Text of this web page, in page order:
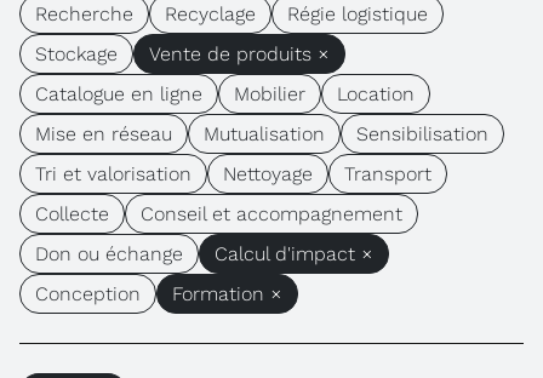
Recherche Recyclage
Régie logistique
Stockage
Vente de produits ×
Catalogue en ligne
Mobilier
Location
Mise en réseau
Mutualisation
Sensibilisation
Tri et valorisation
Nettoyage
Transport
Collecte
Conseil et accompagnement
Don ou échange
Calcul d'impact ×
Conception
Formation ×